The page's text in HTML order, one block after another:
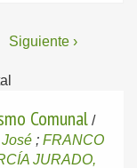
Siguiente ›
Comunal /
; FRANCO
JURADO,